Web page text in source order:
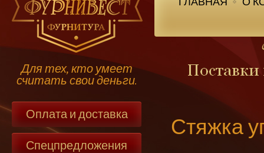
Стяжка
Для тех, кто умеет
считать свои деньги.
Оплата и доставка
Спецпредложения